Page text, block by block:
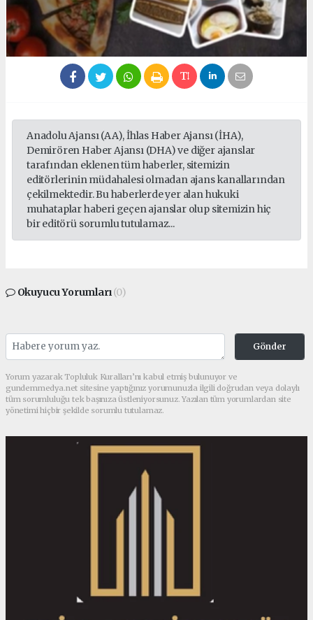
Anadolu Ajansı (AA), İhlas Haber Ajansı (İHA),
Demirören Haber Ajansı (DHA) ve diğer ajanslar
tarafından eklenen tüm haberler, sitemizin
editörlerinin müdahalesi olmadan ajans kanallarından
çekilmektedir. Bu haberlerde yer alan hukuki
muhataplar haberi geçen ajanslar olup sitemizin hiç
bir editörü sorumlu tutulamaz...
Okuyucu Yorumları(0)
Gönder
Yorum yazarak Topluluk Kuralları’nı kabul etmiş bulunuyor ve
gundemmedya.net sitesine yaptığınız yorumunuzla ilgili doğrudan veya dolaylı
tüm sorumluluğu tek başınıza üstleniyorsunuz. Yazılan tüm yorumlardan site
yönetimi hiçbir şekilde sorumlu tutulamaz.